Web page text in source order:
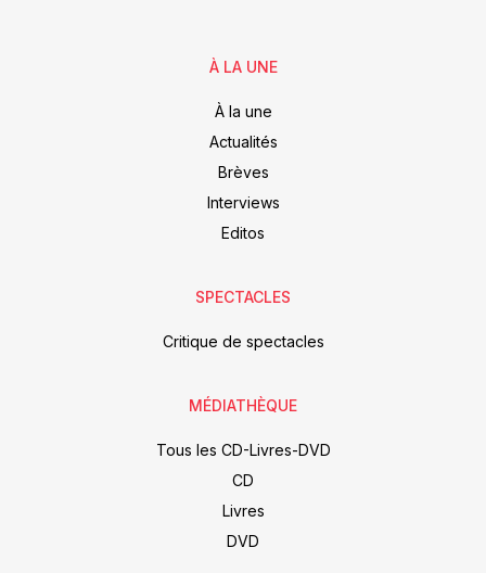
À LA UNE
À la une
Actualités
Brèves
Interviews
Editos
SPECTACLES
Critique de spectacles
MÉDIATHÈQUE
Tous les CD-Livres-DVD
CD
Livres
DVD